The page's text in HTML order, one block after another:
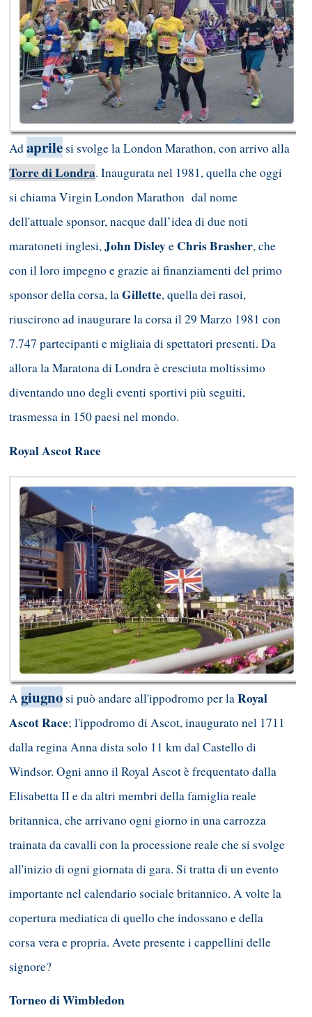
Adaprilesi svolge la London Marathon, con arrivo alla
Torre di Londra. Inaugurata nel 1981, quella che oggi
si chiama Virgin London Marathon dal nome
dell'attuale sponsor, nacque dall’idea di due noti
maratoneti inglesi,John Disleye Chris Brasher, che
con il loro impegno e grazie ai finanziamenti del primo
sponsor della corsa, laGillette, quella dei rasoi,
riuscirono ad inaugurare la corsa il 29 Marzo 1981 con
7.747 partecipanti e migliaia di spettatori presenti. Da
allora la Maratona di Londra è cresciuta moltissimo
diventando uno degli eventi sportivi più seguiti,
trasmessa in 150 paesi nel mondo.
Royal Ascot Race
Agiugnosi può andare all'ippodromo per laRoyal
Ascot Race; l'ippodromo di Ascot, inaugurato nel 1711
dalla regina Anna dista solo 11 km dal Castello di
Windsor. Ogni anno il Royal Ascot è frequentato dalla
Elisabetta II e da altri membri della famiglia reale
britannica, che arrivano ogni giorno in una carrozza
trainata da cavalli con la processione reale che si svolge
all'inizio di ogni giornata di gara. Si tratta di un evento
importante nel calendario sociale britannico. A volte la
copertura mediatica di quello che indossano e della
corsa vera e propria. Avete presente i cappellini delle
signore?
Torneo di Wimbledon